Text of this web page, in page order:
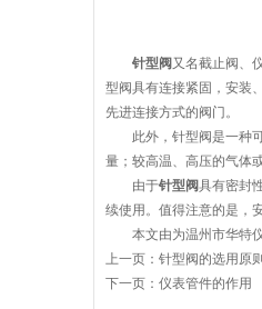
针型阀 又名截止阀、
型阀具有连接紧固，安装
先进连接方式的阀门。
此外，针型阀是一种可
量；较高温、高压的气体
由于针型阀具有密封
续使用。值得注意的是，
本文由为温州市华特仪
上一页： 针型阀的选用原
下一页： 仪表管件的作用